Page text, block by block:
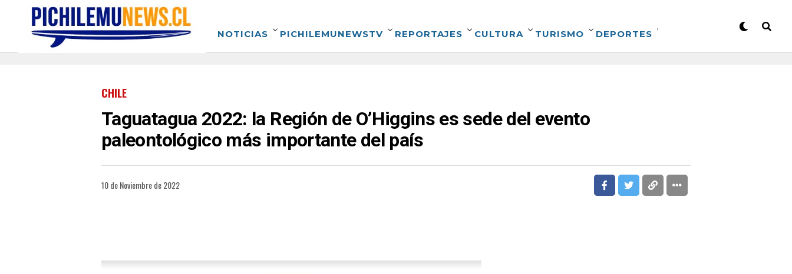
NOTICIAS PICHILEMUNEWSTV REPORTAJES CULTURA TURISMO DEPORTES
CHILE
Taguatagua 2022: la Región de O’Higgins es sede del evento
paleontológico más importante del país
10 de Noviembre de 2022